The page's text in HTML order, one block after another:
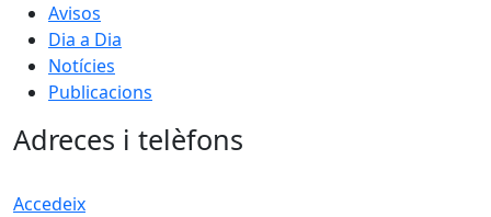
Avisos
Dia a Dia
Notícies
Publicacions
Adreces i telèfons
Accedeix